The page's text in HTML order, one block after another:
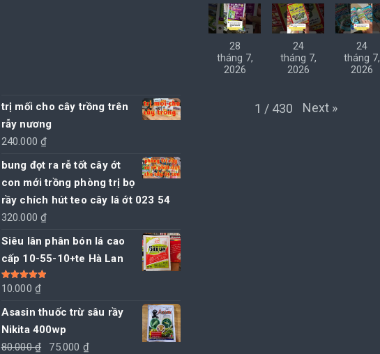
trị mối cho cây trồng trên
rẫy nương
240.000₫
bung đọt ra rễ tốt cây ớt
con mới trồng phòng trị bọ
rầy chích hút teo cây lá ớt 023 54
320.000₫
Siêu lân phân bón lá cao
cấp 10-55-10+te Hà Lan
Được xếp
hạng5.005
10.000 ₫
Asasin thuốc trừ sâu rầy
Nikita 400wp
80.000₫
Giá
75.000 ₫
28
tháng 7,
2026
24
tháng 7,
2026
24
tháng 7,
2026
1 / 430 Next »